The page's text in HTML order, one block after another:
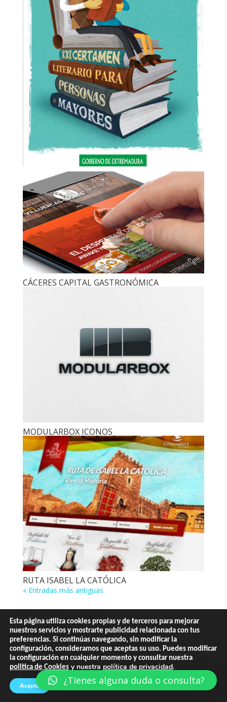
CÁCERES CAPITAL GASTRONÓMICA
MODULARBOX ICONOS
RUTA ISABEL LA CATÓLICA
« Entradas más antiguas
Contacta
Politica de privacidad
Agencia de Diseño
Esta página utiliza cookies propias y de terceros para mejorar
nuestros servicios y mostrarte publicidad relacionada con tus
preferencias. Si continúas navegando, sin modificar la
configuración, consideramos que aceptas su uso. Puedes modificar
la configuración en cualquier momento y consultar nuestra
politica de Cookies y nuestra política de privacidad.
Acepto ¿Tienes alguna duda o consulta?